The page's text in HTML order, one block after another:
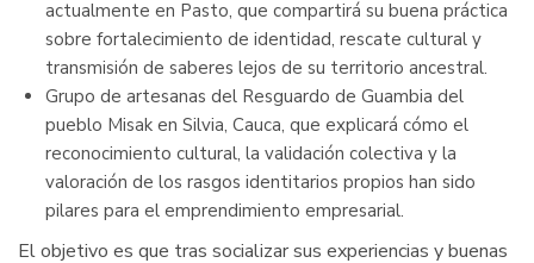
actualmente en Pasto, que compartirá su buena práctica
sobre fortalecimiento de identidad, rescate cultural y
transmisión de saberes lejos de su territorio ancestral.
Grupo de artesanas del Resguardo de Guambia del
pueblo Misak en Silvia, Cauca, que explicará cómo el
reconocimiento cultural, la validación colectiva y la
valoración de los rasgos identitarios propios han sido
pilares para el emprendimiento empresarial.
El objetivo es que tras socializar sus experiencias y buenas